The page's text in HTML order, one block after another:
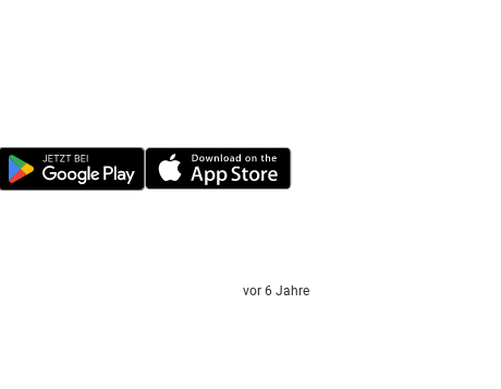
vor 6 Jahre